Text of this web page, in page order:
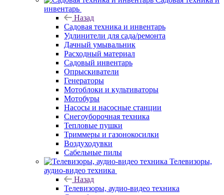
инвентарь
Назад
Садовая техника и инвентарь
Удлинители для сада/ремонта
Дачный умывальник
Расходный материал
Садовый инвентарь
Опрыскиватели
Генераторы
Мотоблоки и культиваторы
Мотобуры
Насосы и насосные станции
Снегоуборочная техника
Тепловые пушки
Триммеры и газонокосилки
Воздуходувки
Сабельные пилы
Телевизоры,
аудио-видео техника
Назад
Телевизоры, аудио-видео техника